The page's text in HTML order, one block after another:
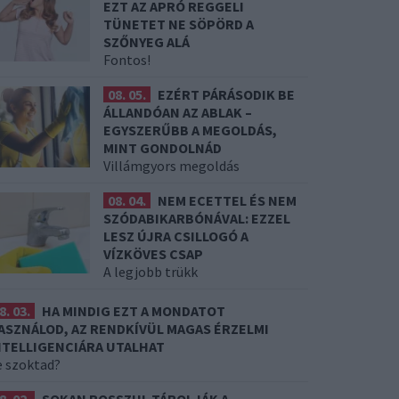
EZT AZ APRÓ REGGELI
TÜNETET NE SÖPÖRD A
SZŐNYEG ALÁ
Fontos!
08. 05.
EZÉRT PÁRÁSODIK BE
ÁLLANDÓAN AZ ABLAK –
EGYSZERŰBB A MEGOLDÁS,
MINT GONDOLNÁD
Villámgyors megoldás
08. 04.
NEM ECETTEL ÉS NEM
SZÓDABIKARBÓNÁVAL: EZZEL
LESZ ÚJRA CSILLOGÓ A
VÍZKÖVES CSAP
A legjobb trükk
03.
HA MINDIG EZT A MONDATOT
AZ RENDKÍVÜL MAGAS ÉRZELMI
UTALHAT
szoktad?